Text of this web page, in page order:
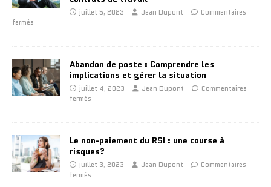
juillet 5, 2023 Jean Dupont
Commentaires
fermés
Abandon de poste : Comprendre les
implications et gérer la situation
juillet 4, 2023 Jean Dupont
Commentaires
fermés
Le non-paiement du RSI : une course à
risques?
juillet 3, 2023 Jean Dupont
Commentaires
fermés